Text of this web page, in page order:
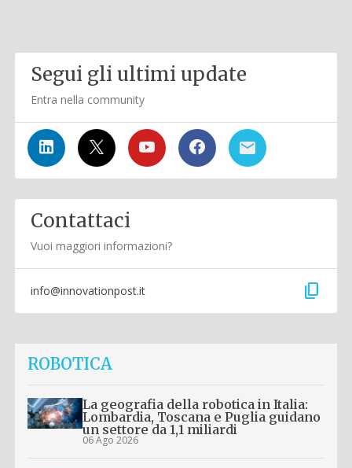
Segui gli ultimi update
Entra nella community
Contattaci
Vuoi maggiori informazioni?
info@innovationpost.it content_copy
ROBOTICA
La geografia della robotica in Italia:
Lombardia, Toscana e Puglia guidano
un settore da 1,1 miliardi
06 Ago 2026